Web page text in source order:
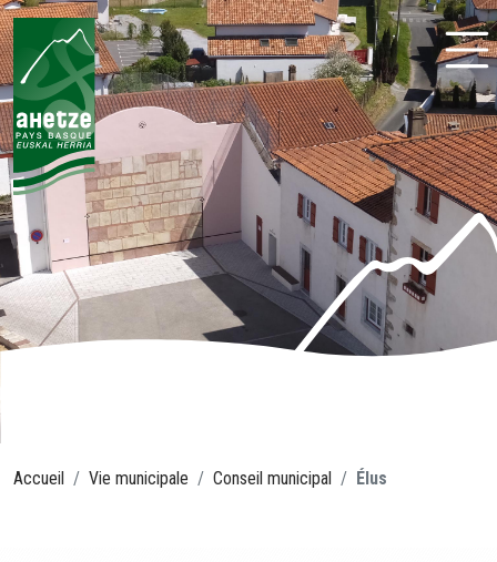
Aller
au
contenu
Ahetze
Accueil Vie municipale Conseil municipal Élus